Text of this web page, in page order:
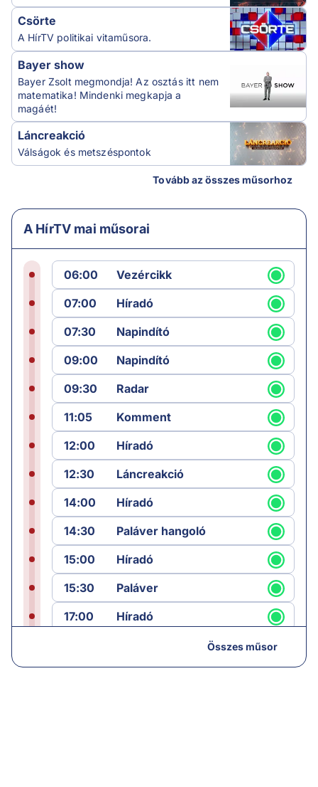
Csörte
A HírTV politikai vitaműsora.
Bayer show
Bayer Zsolt megmondja! Az osztás itt nem
matematika! Mindenki megkapja a
magáét!
Láncreakció
Válságok és metszéspontok
Tovább az összes műsorhoz
A HírTV mai műsorai
06:00
Vezércikk
07:00
Híradó
07:30
Napindító
09:00
Napindító
09:30
Radar
11:05
Komment
12:00
Híradó
12:30
Láncreakció
14:00
Híradó
14:30
Paláver hangoló
15:00
Híradó
15:30
Paláver
17:00
Híradó
Összes műsor